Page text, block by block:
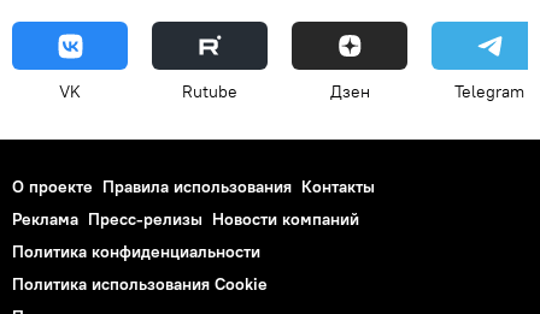
VK Rutube Дзен Telegram
О проекте Правила использования Контакты
Реклама Пресс-релизы Новости компаний
Политика конфиденциальности
Политика использования Cookie